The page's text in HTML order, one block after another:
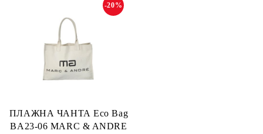
ПЛАЖНА ЧАНТА Eco Bag
BA23-06 MARC & ANDRE
-20%